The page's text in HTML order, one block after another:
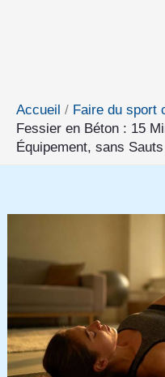
Accueil
Faire du sport
Fessier en Béton : 15
Équipement, sans Sauts